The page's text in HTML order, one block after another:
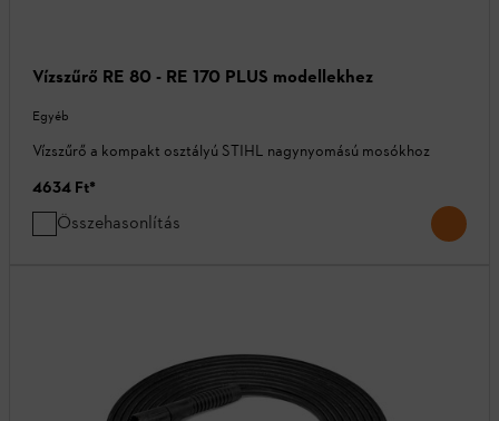
Vízszűrő RE 80 - RE 170 PLUS modellekhez
Egyéb
Vízszűrő a kompakt osztályú STIHL nagynyomású mosókhoz
4634 Ft*
Összehasonlítás